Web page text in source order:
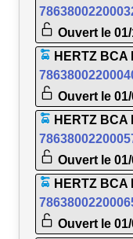
Ouvert le
HERTZ BCA
Ouvert le
HERTZ BCA
Ouvert le
HERTZ BCA
Ouvert le